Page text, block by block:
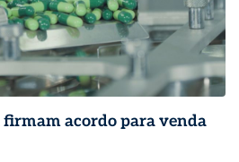
firmam acordo para venda